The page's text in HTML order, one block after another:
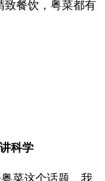
致餐饮，粤菜都有
科学
菜这个话题，我